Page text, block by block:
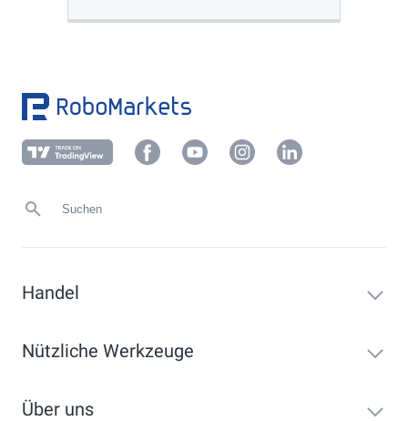
Handel
Nützliche Werkzeuge
Über uns